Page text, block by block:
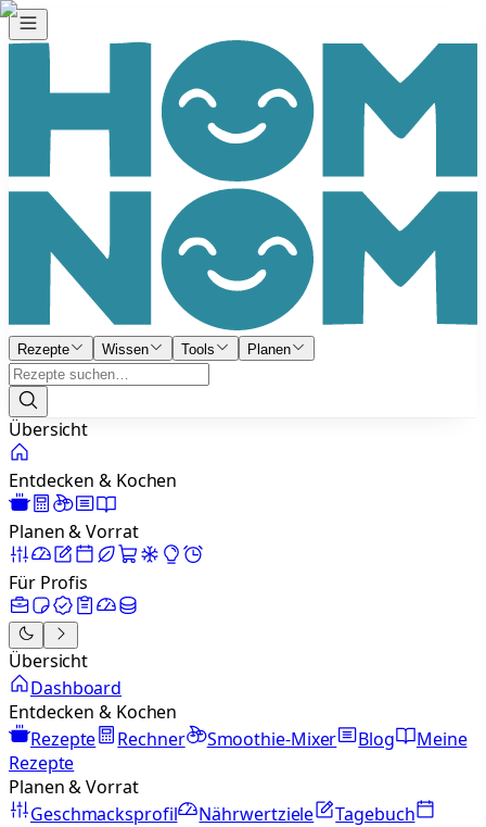
Rezepte Wissen Tools Planen
Übersicht
Entdecken & Kochen
Planen & Vorrat
Für Profis
Übersicht
Dashboard
Entdecken & Kochen
Rezepte
Rechner Smoothie-Mixer Blog
Meine
Rezepte
Planen & Vorrat
Geschmacksprofil
Nährwertziele
Tagebuch